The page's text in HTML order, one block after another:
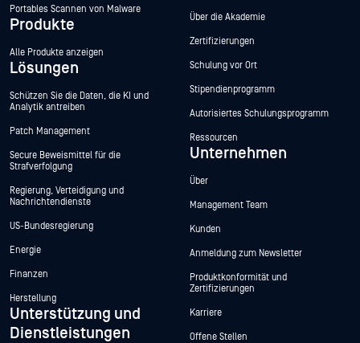
Portables Scannen von Malware
Produkte
Alle Produkte anzeigen
Lösungen
Schützen Sie die Daten, die KI und
Analytik antreiben
Patch Management
Secure Beweismittel für die
Strafverfolgung
Regierung, Verteidigung und
Nachrichtendienste
US-Bundesregierung
Energie
Finanzen
Herstellung
Unterstützung und
Dienstleistungen
Über die Akademie
Zertifizierungen
Schulung vor Ort
Stipendienprogramm
Autorisiertes Schulungsprogramm
Ressourcen
Unternehmen
Über
Management Team
Kunden
Anmeldung zum Newsletter
Produktkonformität und
Zertifizierungen
Karriere
Offene Stellen